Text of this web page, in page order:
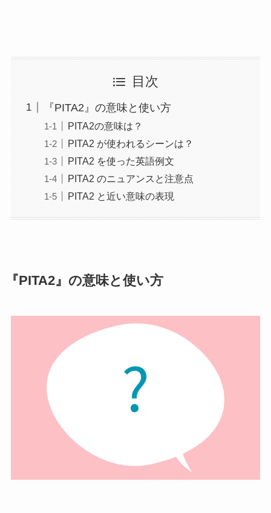
目次
『PITA2』の意味と使い方
PITA2の意味は？
PITA2 が使われるシーンは？
PITA2 を使った英語例文
PITA2 のニュアンスと注意点
PITA2 と近い意味の表現
『PITA2』の意味と使い方